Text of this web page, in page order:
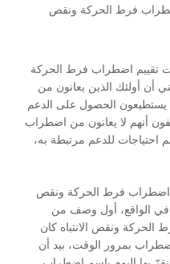
فرط الحركة ونقص
تقييم اضطراب فرط الحركة
أن أولئك الذين يعانون من
يستطيعون الحصول على الدعم
أنهم لا يعانون من اضطراب
احتياجات للدعم مرتبطة به،
فرط الحركة ونقص
في الواقع، أول وصف من
ونقص الانتباه كان
بمرور الوقت، بيد أن